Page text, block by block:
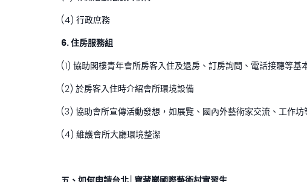
(4) 行政庶務
6.住房服務組
(1) 協助閣樓青年會所房客入住及退房、訂房詢問、電話接聽等基
(2) 於房客入住時介紹會所環境設備
(3) 協助會所宣傳活動發想，如展覽、國內外藝術家交流、工作坊
(4) 維護會所大廳環境整潔